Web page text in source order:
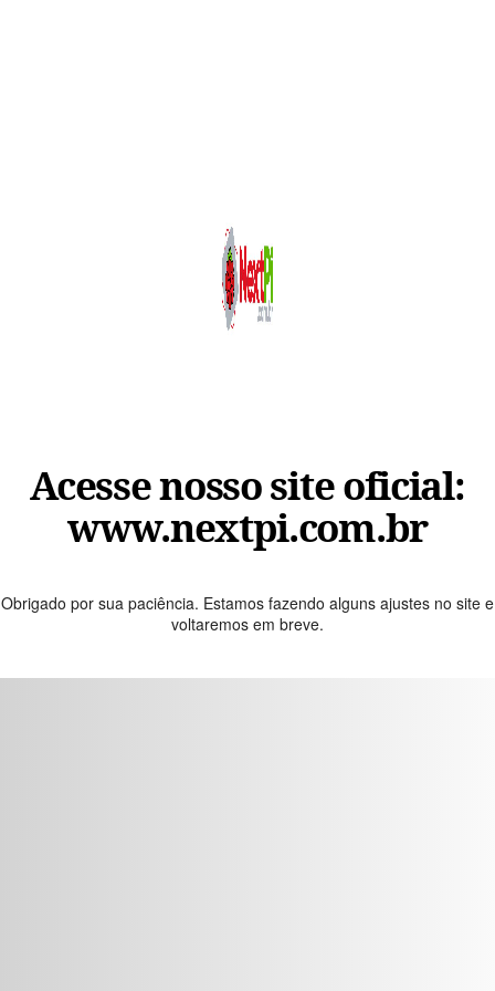
Acesse nosso site oficial:
www.nextpi.com.br
Obrigado por sua paciência. Estamos fazendo alguns ajustes no site e
voltaremos em breve.